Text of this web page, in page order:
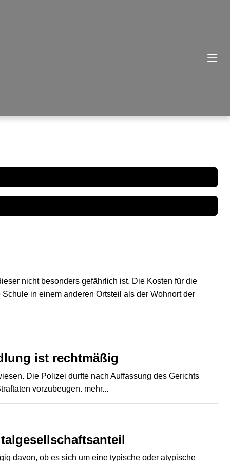
nicht besonders gefährlich ist. Die Kosten für die
in einem anderen Ortsteil als der Wohnort der
ist rechtmäßig
Die Polizei durfte nach Auffassung des Gerichts
vorzubeugen. mehr...
davon, ob es sich um eine typische oder atypische